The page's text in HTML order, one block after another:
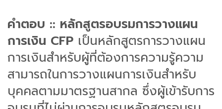
คำตอบ :: หลักสูตรอบรมการวางแผน
การเงิน CFP เป็นหลักสูตรการวางแผน
การเงินสำหรับผู้ที่ต้องการความรู้ความ
สามารถในการวางแผนการเงินสำหรับ
บุคคลตามมาตรฐานสากล ซึ่งผู้เข้ารับการ